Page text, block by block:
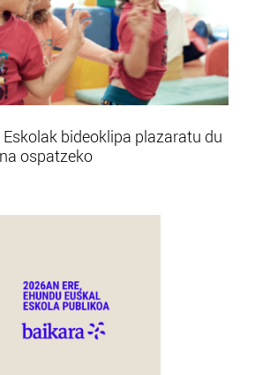
Eskolak bideoklipa plazaratu du
ospatzeko